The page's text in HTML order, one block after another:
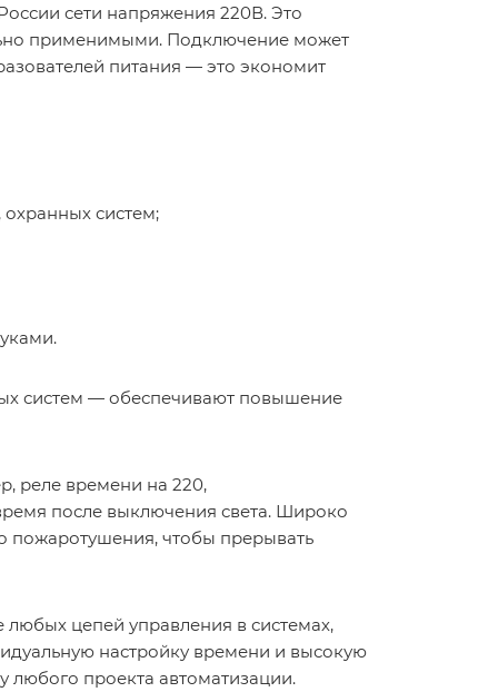
сети напряжения 220В. Это
применимыми. Подключение может
питания — это экономит
систем;
систем — обеспечивают повышение
реле времени на 220,
после выключения света. Широко
пожаротушения, чтобы прерывать
цепей управления в системах,
настройку времени и высокую
любого проекта автоматизации.